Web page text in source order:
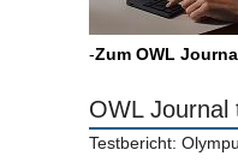
-Zum OWL
OWL
Testbericht: